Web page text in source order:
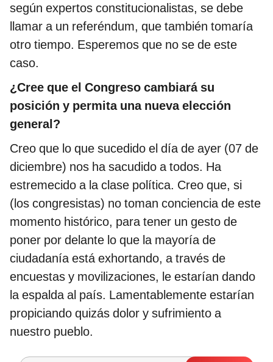
según expertos constitucionalistas, se debe
llamar a un referéndum, que también tomaría
otro tiempo. Esperemos que no se de este
caso.
¿Cree que el Congreso cambiará su
posición y permita una nueva elección
general?
Creo que lo que sucedido el día de ayer (07 de
diciembre) nos ha sacudido a todos. Ha
estremecido a la clase política. Creo que, si
(los congresistas) no toman conciencia de este
momento histórico, para tener un gesto de
poner por delante lo que la mayoría de
ciudadanía está exhortando, a través de
encuestas y movilizaciones, le estarían dando
la espalda al país. Lamentablemente estarían
propiciando quizás dolor y sufrimiento a
nuestro pueblo.